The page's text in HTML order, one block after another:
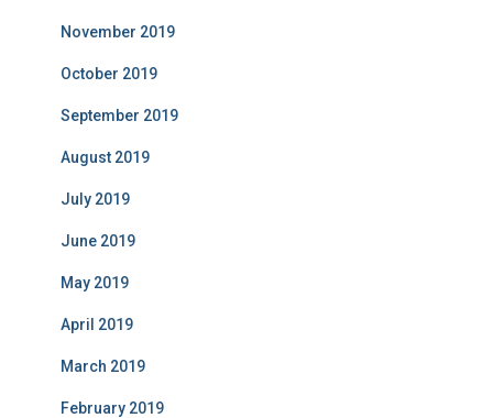
November 2019
October 2019
September 2019
August 2019
July 2019
June 2019
May 2019
April 2019
March 2019
February 2019